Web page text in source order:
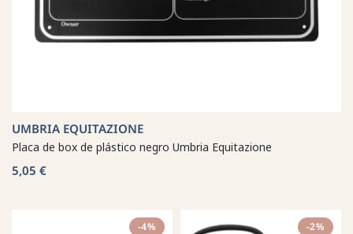
UMBRIA EQUITAZIONE
Placa de box de plástico negro Umbria Equitazione
5,05 €
-4% -2%